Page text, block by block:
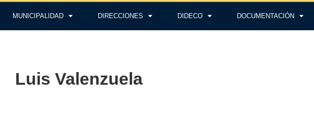
MUNICIPALIDAD DIRECCIONES DIDECO DOCUMENTACIÓN
Luis Valenzuela